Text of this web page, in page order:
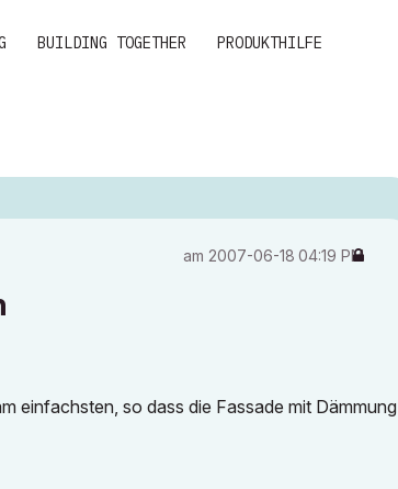
BUILDING TOGETHER PRODUKTHILFE
am ‎2007-06-18 04:19 PM
einfachsten, so dass die Fassade mit Dämmung